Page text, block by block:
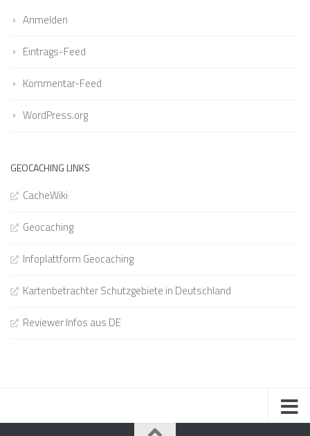
Anmelden
Eintrags-Feed
Kommentar-Feed
WordPress.org
GEOCACHING LINKS
CacheWiki
Geocaching
Infoplattform Geocaching
Kartenbetrachter Schutzgebiete in Deutschland
Reviewer Infos aus DE